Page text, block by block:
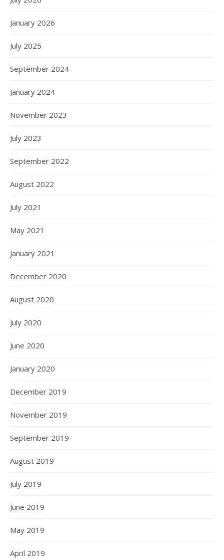
January 2026
July 2025
September 2024
January 2024
November 2023
July 2023
September 2022
August 2022
July 2021
May 2021
January 2021
December 2020
August 2020
July 2020
June 2020
January 2020
December 2019
November 2019
September 2019
August 2019
July 2019
June 2019
May 2019
April 2019